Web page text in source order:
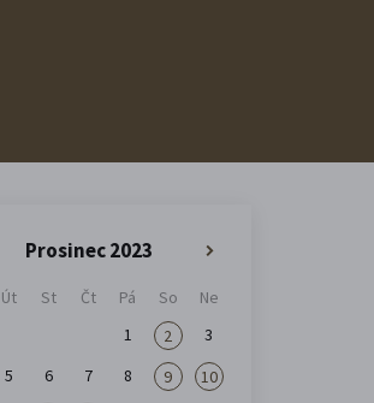
Prosinec 2023
»
Út St Čt Pá So
Ne
1
2
3
5 6 7 8 9
10